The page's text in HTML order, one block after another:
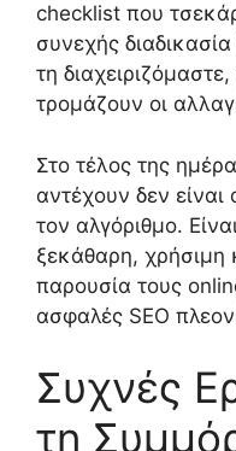
checklist που
συνεχής
τη
τρομάζουν οι
Στο τέλος της
αντέχουν δεν
τον αλγόριθμο.
ξεκάθαρη, χρήσιμη
παρουσία τους
ασφαλές SEO
Συχνές
τη